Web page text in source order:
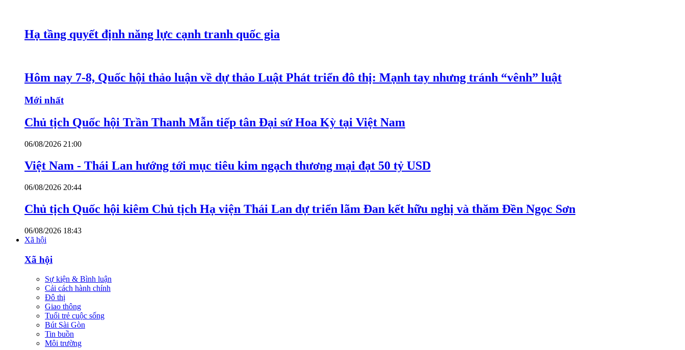
Hạ tầng quyết định năng lực cạnh tranh quốc gia
Hôm nay 7-8, Quốc hội thảo luận về dự thảo Luật Phát triển đô thị: Mạnh tay nhưng tránh “vênh” luật
Mới nhất
Chủ tịch Quốc hội Trần Thanh Mẫn tiếp tân Đại sứ Hoa Kỳ tại Việt Nam
06/08/2026 21:00
Việt Nam - Thái Lan hướng tới mục tiêu kim ngạch thương mại đạt 50 tỷ USD
06/08/2026 20:44
Chủ tịch Quốc hội kiêm Chủ tịch Hạ viện Thái Lan dự triển lãm Đan kết hữu nghị và thăm Đền Ngọc Sơn
06/08/2026 18:43
Xã hội
Xã hội
Sự kiện & Bình luận
Cải cách hành chính
Đô thị
Giao thông
Tuổi trẻ cuộc sống
Bút Sài Gòn
Tin buồn
Môi trường